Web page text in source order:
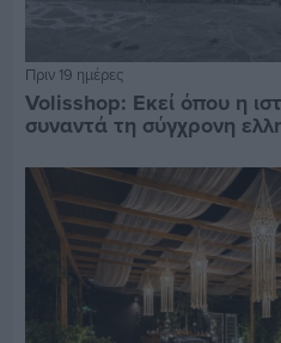
Πριν 19 ημέρες
Volisshop: Εκεί όπου η
συναντά τη σύγχρονη